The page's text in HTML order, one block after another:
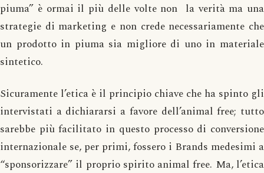
piuma” è ormai il più delle volte non la verità ma una
strategie di marketing e non crede necessariamente che
un prodotto in piuma sia migliore di uno in materiale
sintetico.
Sicuramente l’etica è il principio chiave che ha spinto gli
intervistati a dichiararsi a favore dell’animal free; tutto
sarebbe più facilitato in questo processo di conversione
internazionale se, per primi, fossero i Brands medesimi a
“sponsorizzare” il proprio spirito animal free. Ma, l’etica